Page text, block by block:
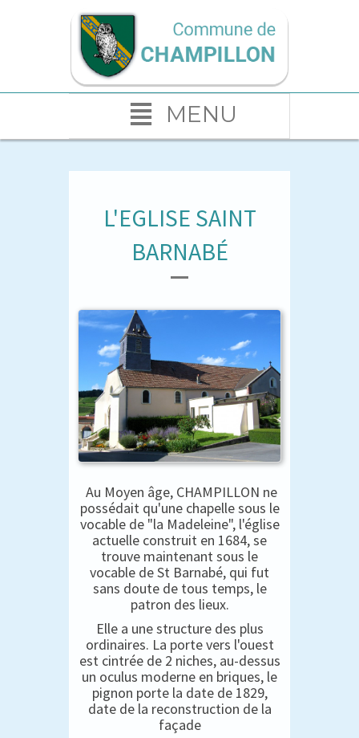
MENU
L'EGLISE SAINT
BARNABÉ
Au Moyen âge, CHAMPILLON ne
possédait qu'une chapelle sous le
vocable de "la Madeleine", l'église
actuelle construit en 1684, se
trouve maintenant sous le
vocable de St Barnabé, qui fut
sans doute de tous temps, le
patron des lieux.
Elle a une structure des plus
ordinaires. La porte vers l'ouest
est cintrée de 2 niches, au-dessus
un oculus moderne en briques, le
pignon porte la date de 1829,
date de la reconstruction de la
façade